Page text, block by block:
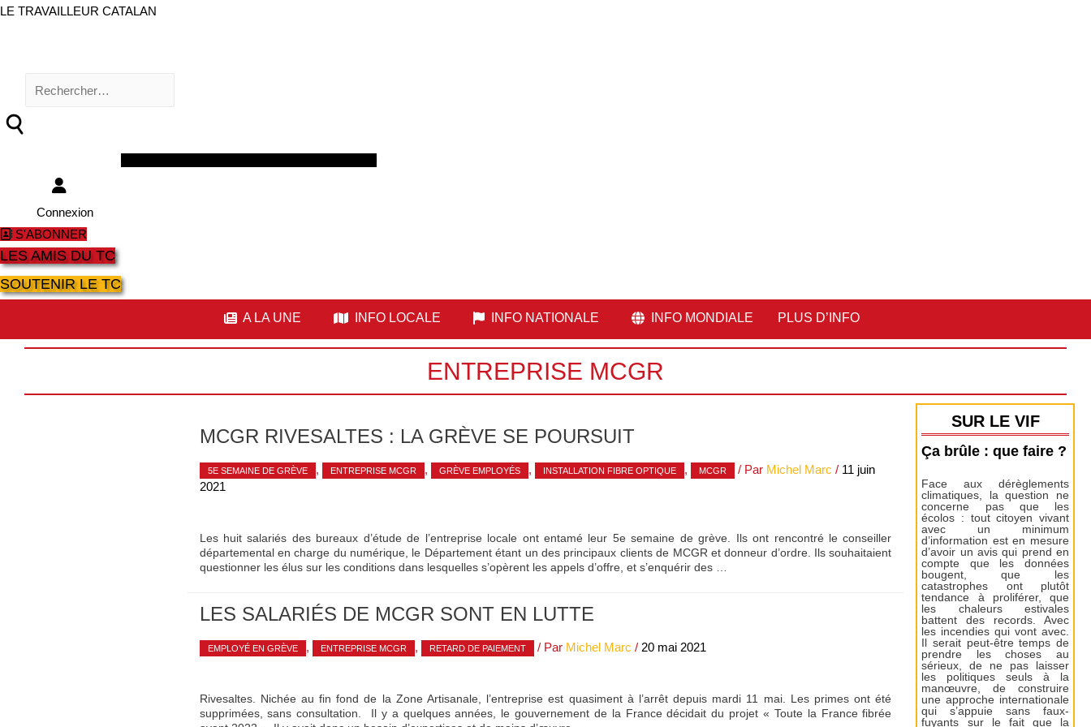
LE TRAVAILLEUR CATALAN
Rechercher :
Connexion
S'ABONNER
LES AMIS DU TC
SOUTENIR LE TC
A LA UNE INFO LOCALE INFO NATIONALE INFO MONDIALE PLUS D’INFO
ENTREPRISE MCGR
MCGR RIVESALTES : LA GRÈVE SE POURSUIT
5E SEMAINE DE GRÈVE , ENTREPRISE MCGR , GRÈVE EMPLOYÉS , INSTALLATION FIBRE OPTIQUE , MCGR / Par Michel Marc / 11 juin
2021
Les huit salariés des bureaux d’étude de l’entreprise locale ont entamé leur 5e semaine de grève. Ils ont rencontré le conseiller
départemental en charge du numérique, le Département étant un des principaux clients de MCGR et donneur d’ordre. Ils souhaitaient
questionner les élus sur les conditions dans lesquelles s’opèrent les appels d’offre, et s’enquérir des …
LES SALARIÉS DE MCGR SONT EN LUTTE
EMPLOYÉ EN GRÈVE , ENTREPRISE MCGR , RETARD DE PAIEMENT / Par Michel Marc / 20 mai 2021
Rivesaltes. Nichée au fin fond de la Zone Artisanale, l’entreprise est quasiment à l’arrêt depuis mardi 11 mai. Les primes ont été
supprimées, sans consultation. Il y a quelques années, le gouvernement de la France décidait du projet « Toute la France fibrée
SUR LE VIF
Ça brûle : que faire ?
Face aux dérèglements
climatiques, la question ne
concerne pas que les
écolos : tout citoyen vivant
avec un minimum
d’information est en mesure
d’avoir un avis qui prend en
compte que les données
bougent, que les
catastrophes ont plutôt
tendance à proliférer, que
les chaleurs estivales
battent des records. Avec
les incendies qui vont avec.
Il serait peut-être temps de
prendre les choses au
sérieux, de ne pas laisser
les politiques seuls à la
manœuvre, de construire
une approche internationale
qui s’appuie sans faux-
fuyants sur le fait que la